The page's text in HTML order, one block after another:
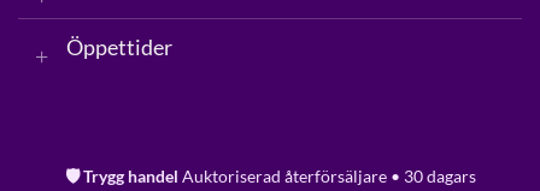
Öppettider
🛡️ Trygg handel Auktoriserad återförsäljare • 30 dagars